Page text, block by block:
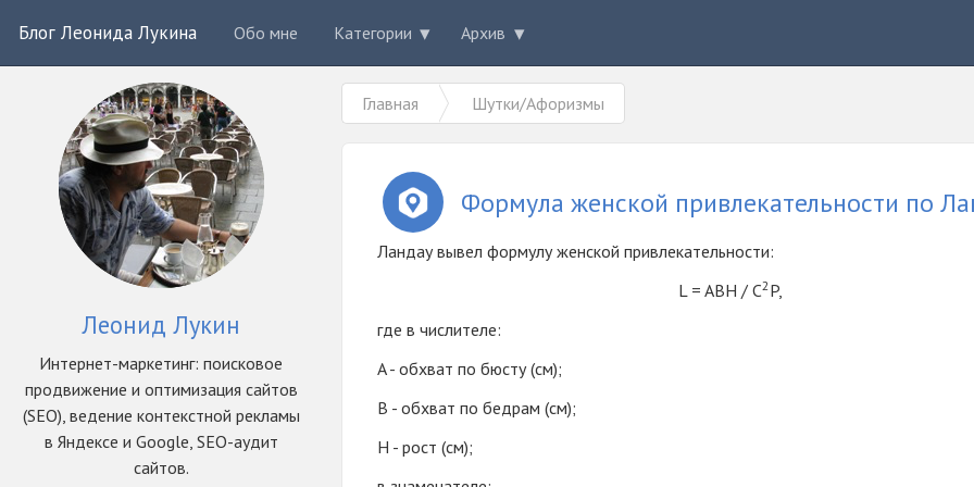
Блог Леонида Лукина Обо мне Категории Архив
Главная Шутки/Афоризмы
Формула женской привлекательности по
Ландау вывел формулу женской привлекательности:
L = ABH / С2P,
где в числителе:
A - обхват по бюсту (см);
B - обхват по бедрам (см);
H - рост (см);
Леонид Лукин
Интернет-маркетинг: поисковое
продвижение и оптимизация сайтов
(SEO), ведение контекстной рекламы
в Яндексе и Google, SEO-аудит
сайтов.